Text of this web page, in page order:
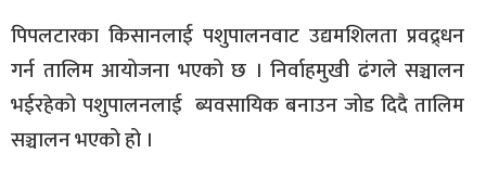
पिपलटारका किसानलाई पशुपालनवाट उद्यमशिलता प्रवद्र्धन
गर्न तालिम आयोजना भएको छ । निर्वाहमुखी ढंगले सञ्चालन
भईरहेको पशुपालनलाई ब्यवसायिक बनाउन जोड दिदै तालिम
सञ्चालन भएको हो ।